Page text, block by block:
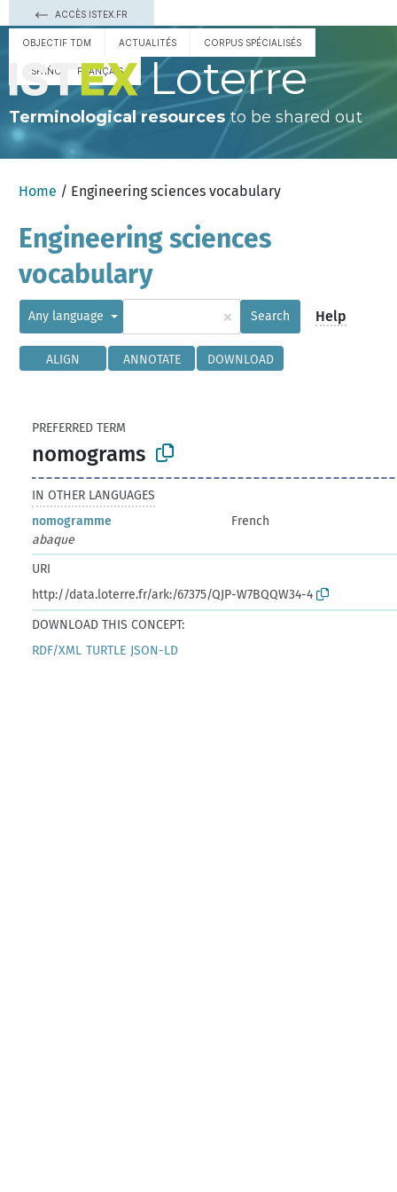
ACCÈS ISTEX.FR
OBJECTIF TDM ACTUALITÉS CORPUS SPÉCIALISÉS
ESPAÑOL FRANÇAIS Loterre
Terminological resourcesto be shared out
Home / Engineering sciences vocabulary
Engineering sciences
vocabulary
Any language × Search Help
ALIGN ANNOTATE DOWNLOAD
PREFERRED TERM
nomograms
IN OTHER LANGUAGES
nomogramme
French
abaque
URI
http://data.loterre.fr/ark:/67375/QJP-W7BQQW34-4
DOWNLOAD THIS CONCEPT:
RDF/XML TURTLE JSON-LD